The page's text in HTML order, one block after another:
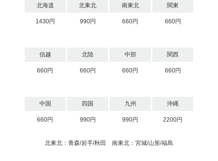
北海道 北東北 南東北 関東
1430円 990円 660円 660円
信越 北陸 中部 関西
660円 660円 660円 660円
中国 四国 九州 沖縄
660円 990円 990円 2200円
北東北：青森/岩手/秋田 南東北：宮城/山形/福島